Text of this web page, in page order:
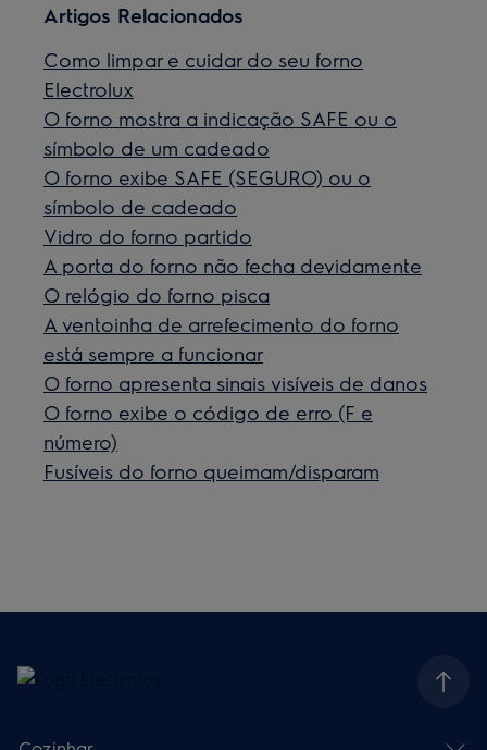
Artigos Relacionados
Como limpar e cuidar do seu forno
Electrolux
O forno mostra a indicação SAFE ou o
símbolo de um cadeado
O forno exibe SAFE (SEGURO) ou o
símbolo de cadeado
Vidro do forno partido
A porta do forno não fecha devidamente
O relógio do forno pisca
A ventoinha de arrefecimento do forno
está sempre a funcionar
O forno apresenta sinais visíveis de danos
O forno exibe o código de erro (F e
número)
Fusíveis do forno queimam/disparam